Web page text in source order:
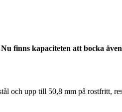
finns kapaciteten att bocka
och upp till 50,8 mm på rostfritt,